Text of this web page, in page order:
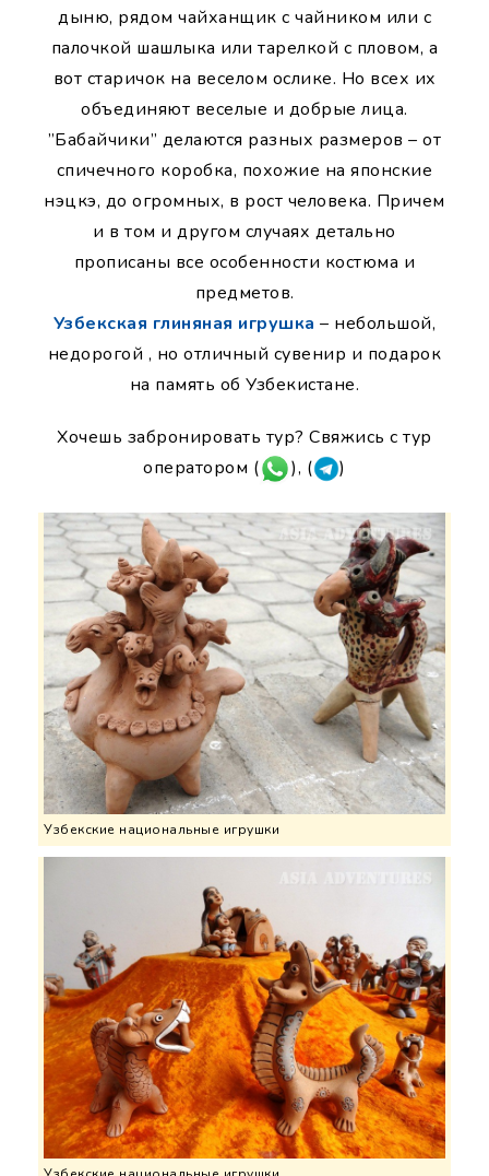
дыню, рядом чайханщик с чайником или с
палочкой шашлыка или тарелкой с пловом, а
вот старичок на веселом ослике. Но всех их
объединяют веселые и добрые лица.
”Бабайчики” делаются разных размеров – от
спичечного коробка, похожие на японские
нэцкэ, до огромных, в рост человека. Причем
и в том и другом случаях детально
прописаны все особенности костюма и
предметов.
Узбекская глиняная игрушка – небольшой,
недорогой , но отличный сувенир и подарок
на память об Узбекистане.
Хочешь забронировать тур? Свяжись с тур
оператором (
), ( )
Узбекские национальные игрушки